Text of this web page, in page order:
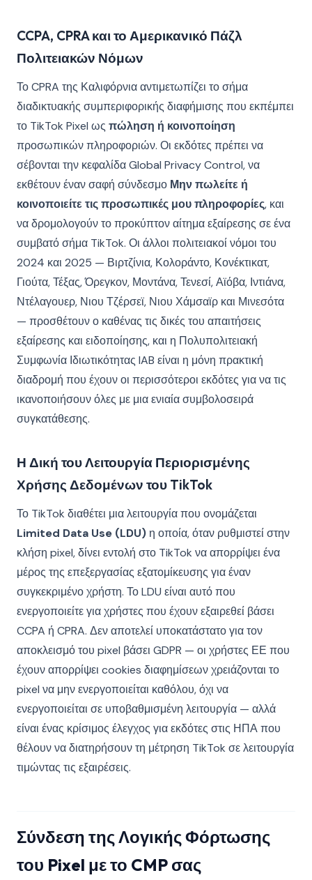
CCPA, CPRA και το Αμερικανικό Πάζλ
Πολιτειακών Νόμων
Το CPRA της Καλιφόρνια αντιμετωπίζει το σήμα
διαδικτυακής συμπεριφορικής διαφήμισης που εκπέμπει
το TikTok Pixel ως πώληση ή κοινοποίηση
προσωπικών πληροφοριών. Οι εκδότες πρέπει να
σέβονται την κεφαλίδα Global Privacy Control, να
εκθέτουν έναν σαφή σύνδεσμο Μην πωλείτε ή
κοινοποιείτε τις προσωπικές μου πληροφορίες, και
να δρομολογούν το προκύπτον αίτημα εξαίρεσης σε ένα
συμβατό σήμα TikTok. Οι άλλοι πολιτειακοί νόμοι του
2024 και 2025 — Βιρτζίνια, Κολοράντο, Κονέκτικατ,
Γιούτα, Τέξας, Όρεγκον, Μοντάνα, Τενεσί, Αϊόβα, Ιντιάνα,
Ντέλαγουερ, Νιου Τζέρσεϊ, Νιου Χάμσαϊρ και Μινεσότα
— προσθέτουν ο καθένας τις δικές του απαιτήσεις
εξαίρεσης και ειδοποίησης, και η Πολυπολιτειακή
Συμφωνία Ιδιωτικότητας IAB είναι η μόνη πρακτική
διαδρομή που έχουν οι περισσότεροι εκδότες για να τις
ικανοποιήσουν όλες με μια ενιαία συμβολοσειρά
συγκατάθεσης.
Η Δική του Λειτουργία Περιορισμένης
Χρήσης Δεδομένων του TikTok
Το TikTok διαθέτει μια λειτουργία που ονομάζεται
Limited Data Use (LDU) η οποία, όταν ρυθμιστεί στην
κλήση pixel, δίνει εντολή στο TikTok να απορρίψει ένα
μέρος της επεξεργασίας εξατομίκευσης για έναν
συγκεκριμένο χρήστη. Το LDU είναι αυτό που
ενεργοποιείτε για χρήστες που έχουν εξαιρεθεί βάσει
CCPA ή CPRA. Δεν αποτελεί υποκατάστατο για τον
αποκλεισμό του pixel βάσει GDPR — οι χρήστες ΕΕ που
έχουν απορρίψει cookies διαφημίσεων χρειάζονται το
pixel να μην ενεργοποιείται καθόλου, όχι να
ενεργοποιείται σε υποβαθμισμένη λειτουργία — αλλά
είναι ένας κρίσιμος έλεγχος για εκδότες στις ΗΠΑ που
θέλουν να διατηρήσουν τη μέτρηση TikTok σε λειτουργία
τιμώντας τις εξαιρέσεις.
Σύνδεση της Λογικής Φόρτωσης
του Pixel με το CMP σας